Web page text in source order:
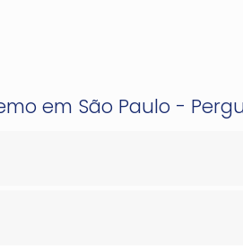
em São Paulo -